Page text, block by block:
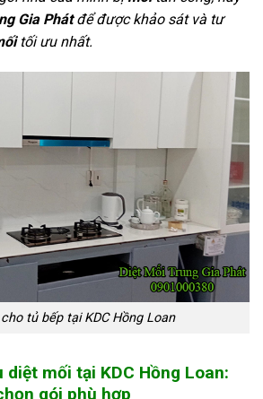
Gia Phátđể được khảo sát và tư
tối ưu nhất.
tủ bếp tại KDC Hồng Loan
diệt mối tại KDC Hồng Loan:
gói phù hợp